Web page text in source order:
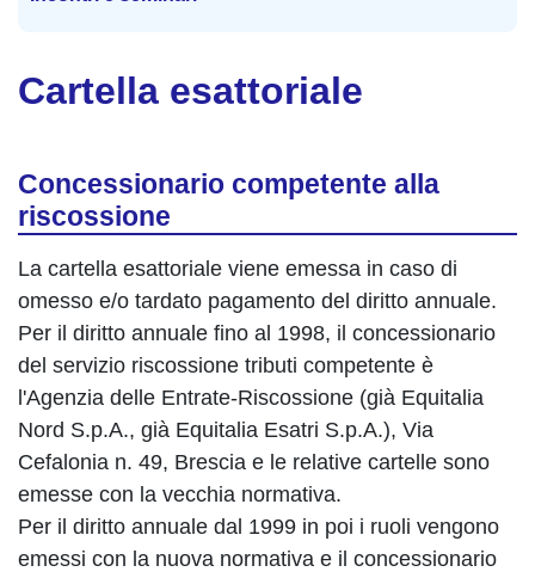
Cartella esattoriale
Concessionario competente alla
riscossione
La cartella esattoriale viene emessa in caso di
omesso e/o tardato pagamento del diritto annuale.
Per il diritto annuale fino al 1998, il concessionario
del servizio riscossione tributi competente è
l'Agenzia delle Entrate-Riscossione (già Equitalia
Nord S.p.A., già Equitalia Esatri S.p.A.), Via
Cefalonia n. 49, Brescia e le relative cartelle sono
emesse con la vecchia normativa.
Per il diritto annuale dal 1999 in poi i ruoli vengono
emessi con la nuova normativa e il concessionario